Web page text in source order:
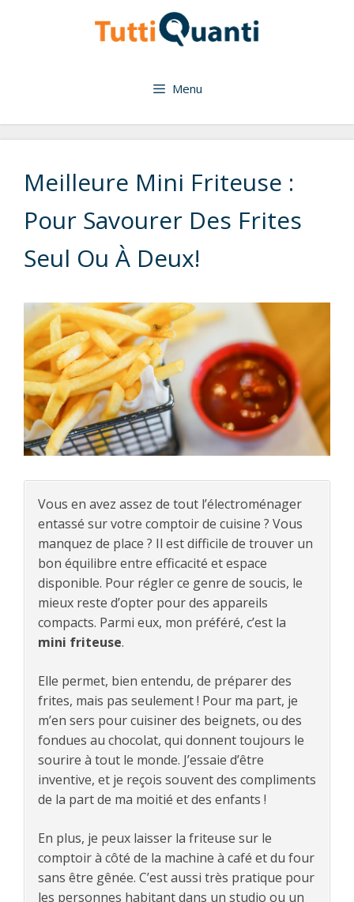
Menu
Meilleure Mini Friteuse :
Pour Savourer Des Frites
Seul Ou À Deux!
Vous en avez assez de tout l’électroménager
entassé sur votre comptoir de cuisine ? Vous
manquez de place ? Il est difficile de trouver un
bon équilibre entre efficacité et espace
disponible. Pour régler ce genre de soucis, le
mieux reste d’opter pour des appareils
compacts. Parmi eux, mon préféré, c’est la
mini friteuse.
Elle permet, bien entendu, de préparer des
frites, mais pas seulement ! Pour ma part, je
m’en sers pour cuisiner des beignets, ou des
fondues au chocolat, qui donnent toujours le
sourire à tout le monde. J’essaie d’être
inventive, et je reçois souvent des compliments
de la part de ma moitié et des enfants !
En plus, je peux laisser la friteuse sur le
comptoir à côté de la machine à café et du four
sans être gênée. C’est aussi très pratique pour
les personnes habitant dans un studio ou un